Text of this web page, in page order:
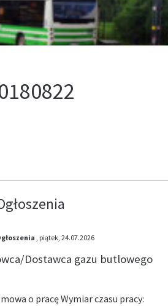
Oferta
, piątek, 24.07.2026
Dostawca gazu butlowego
o pracę Wymiar czasu pracy: